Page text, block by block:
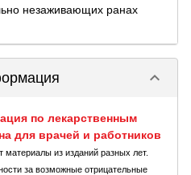
незаживающих ранах
keyboard_arrow_down
по лекарственным
для врачей и работников
материалы из изданий разных лет.
за возможные отрицательные